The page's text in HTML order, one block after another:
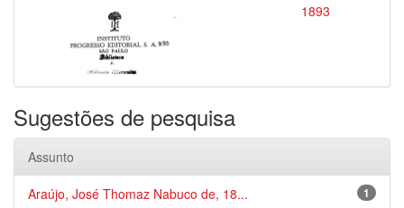
1893
Sugestões de pesquisa
Assunto
1
Araújo, José Thomaz Nabuco de, 18...